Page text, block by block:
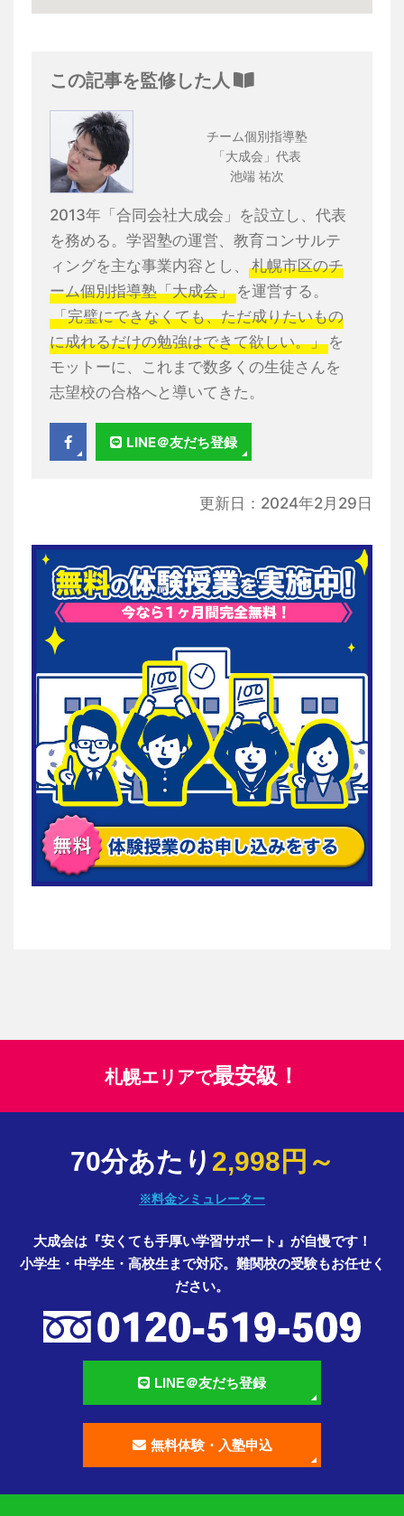
この記事を監修した人
チーム個別指導塾
「大成会」代表
池端 祐次
2013年「合同会社大成会」を設立し、代表
を務める。学習塾の運営、教育コンサルテ
ィングを主な事業内容とし、
札幌市区のチ
ーム個別指導塾「大成会」 を運営する。
「完璧にできなくても、ただ成りたいもの
に成れるだけの勉強はできて欲しい。」 を
モットーに、これまで数多くの生徒さんを
志望校の合格へと導いてきた。
LINE＠友だち登録
更新日：2024年2月29日
札幌エリアで最安級！
70分あたり 2,998円～
※料金シミュレーター
大成会は『安くても手厚い学習サポート』が自慢です！
小学生・中学生・高校生まで対応。難関校の受験もお任せく
ださい。
LINE＠友だち登録
無料体験・入塾申込